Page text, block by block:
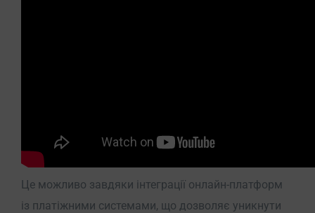
Це можливо завдяки інтеграції онлайн-платформ
із платіжними системами, що дозволяє уникнути